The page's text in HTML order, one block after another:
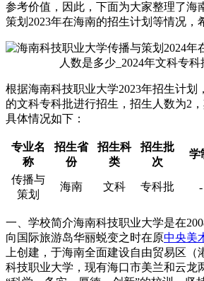
参考价值，因此，下面为大家整理了海
策划2023年在海南的招生计划等情况，
根据海南科技职业大学2023年招生计划
的文科专科批进行招生，招生人数为2
具体情况如下：
专业名
称
招生省
份
招生科
类
招生批
次
学
传播与
策划
海南 文科 专科批 -
一、学校简介海南科技职业大学是在
向国际旅游岛华丽蜕变之时在原中央美
上创建，于海南全面建设自由贸易区
科技职业大学，现有海口市美兰和云龙